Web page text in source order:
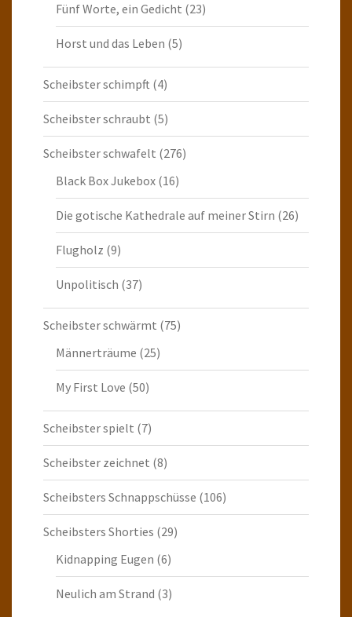
Fünf Worte, ein Gedicht (23)
Horst und das Leben (5)
Scheibster schimpft (4)
Scheibster schraubt (5)
Scheibster schwafelt (276)
Black Box Jukebox (16)
Die gotische Kathedrale auf meiner Stirn (26)
Flugholz (9)
Unpolitisch (37)
Scheibster schwärmt (75)
Männerträume (25)
My First Love (50)
Scheibster spielt (7)
Scheibster zeichnet (8)
Scheibsters Schnappschüsse (106)
Scheibsters Shorties (29)
Kidnapping Eugen (6)
Neulich am Strand (3)